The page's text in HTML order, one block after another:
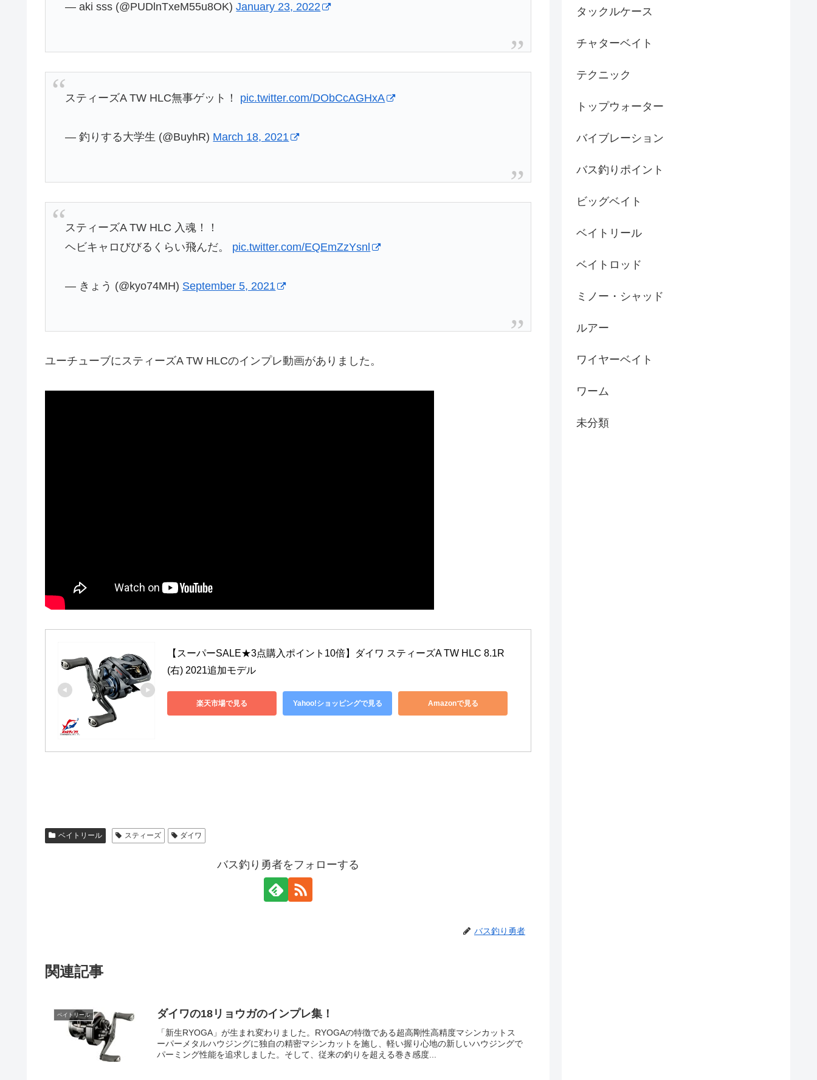
— aki sss (@PUDlnTxeM55u8OK)January 23, 2022
スティーズA TW HLC無事ゲット！ pic.twitter.com/DObCcAGHxA
— 釣りする大学生 (@BuyhR) March 18, 2021
スティーズA TW HLC 入魂！！
ヘビキャロびびるくらい飛んだ。 pic.twitter.com/EQEmZzYsnl
— きょう (@kyo74MH) September 5, 2021
ユーチューブにスティーズA TW HLCのインプレ動画がありました。
【スーパーSALE★3点購入ポイント10倍】ダイワ スティーズA TW HLC 8.1R
(右) 2021追加モデル
楽天市場で見る Yahoo!ショッピングで見る Amazonで見る
ベイトリール スティーズ ダイワ
バス釣り勇者をフォローする
バス釣り勇者
関連記事
ベイトリール ダイワの18リョウガのインプレ集！
「新生RYOGA」が生まれ変わりました。RYOGAの特徴である超高剛性高精度マシンカットス
ーパーメタルハウジングに独自の精密マシンカットを施し、軽い握り心地の新しいハウジングで
パーミング性能を追求しました。そして、従来の釣りを超える巻き感度...
タックルケース
チャターベイト
テクニック
トップウォーター
バイブレーション
バス釣りポイント
ビッグベイト
ベイトリール
ベイトロッド
ミノー・シャッド
ルアー
ワイヤーベイト
ワーム
未分類